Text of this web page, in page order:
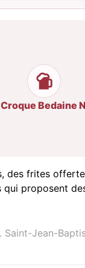
Bedaine
des frites
qui proposent
Saint-Jean-